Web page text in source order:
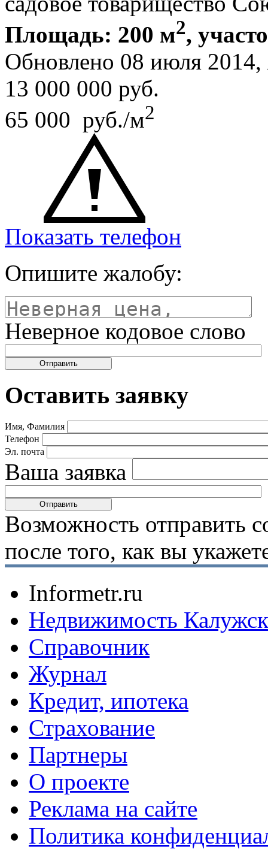
Площадь: 200 м2,
Обновлено 08 июля 2014,
13 000 000 руб.
65 000 руб./м2
Показать телефон
Опишите жалобу:
Неверное кодовое слово
Оставить заявку
Имя, Фамилия
Телефон
Эл. почта
Ваша заявка
Возможность отправить
после того, как вы
Informetr.ru
Недвижимость
Справочник
Журнал
Кредит, ипотека
Страхование
Партнеры
O проекте
Реклама на сайте
Политика